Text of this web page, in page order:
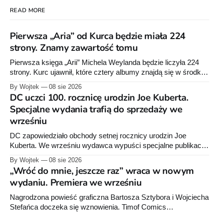
READ MORE
Pierwsza „Aria” od Kurca będzie miała 224
strony. Znamy zawartość tomu
Pierwsza księga „Arii” Michela Weylanda będzie liczyła 224
strony. Kurc ujawnił, które cztery albumy znajdą się w środku i
zapowiedział około 30 stron dodatków.
By Wojtek 08 sie 2026
DC uczci 100. rocznicę urodzin Joe Kuberta.
Specjalne wydania trafią do sprzedaży we
wrześniu
DC zapowiedziało obchody setnej rocznicy urodzin Joe
Kuberta. We wrześniu wydawca wypuści specjalne publikacje
poświęcone twórcy „Sgt. Rocka”, z których dwie trafią do
sprzedaży niemal dokładnie w dniu jego urodzin.
By Wojtek 08 sie 2026
„Wróć do mnie, jeszcze raz” wraca w nowym
wydaniu. Premiera we wrześniu
Nagrodzona powieść graficzna Bartosza Sztybora i Wojciecha
Stefańca doczeka się wznowienia. Timof Comics